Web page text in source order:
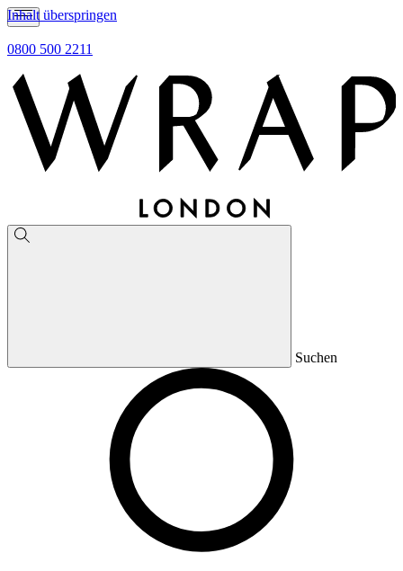
Inhalt überspringen
0800 500 2211
Suchen